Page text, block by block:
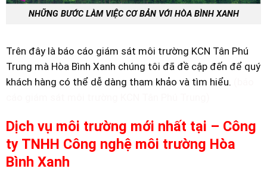
NHỮNG BƯỚC LÀM VIỆC CƠ BẢN VỚI HÒA BÌNH XANH
Trên đây là báo cáo giám sát môi trường KCN Tân Phú
Trung mà Hòa Bình Xanh chúng tôi đã đề cập đến để quý
khách hàng có thể dễ dàng tham khảo và tìm hiểu.
Dịch vụ môi trường mới nhất tại – Công
ty TNHH Công nghệ môi trường Hòa
Bình Xanh